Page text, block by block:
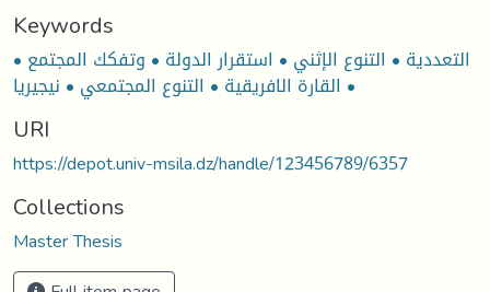
Keywords
• التعددية • التنوع الإثني • استقرار الدولة • وتفكك المجتمع
• القارة الافريقية • التنوع المجتمعي • نيجيريا
URI
https://depot.univ-msila.dz/handle/123456789/6357
Collections
Master Thesis